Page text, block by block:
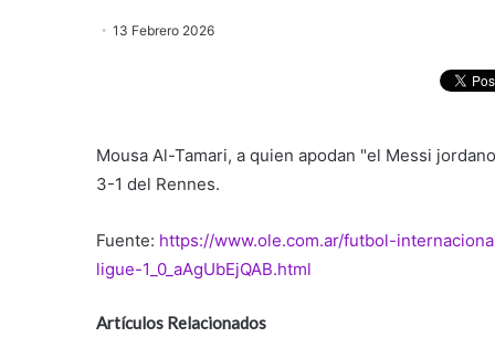
13 Febrero 2026
Mousa Al-Tamari, a quien apodan "el Messi
3-1 del Rennes.
Fuente: https://www.ole.com.ar/futbol-
ligue-1_0_aAgUbEjQAB.html
Artículos Relacionados